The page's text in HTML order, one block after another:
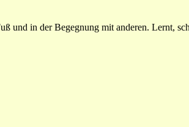
und in der Begegnung mit anderen. Lernt,